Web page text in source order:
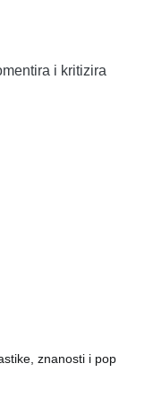
i kritizira
znanosti i pop